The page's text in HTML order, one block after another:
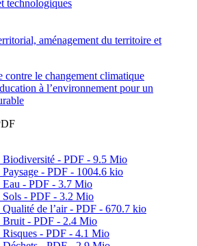
technologiques
aménagement du territoire et
contre le changement climatique
à l’environnement pour un
Biodiversité - PDF - 9.5 Mio
Paysage - PDF - 1004.6 kio
Eau - PDF - 3.7 Mio
Sols - PDF - 3.2 Mio
Qualité de l’air - PDF - 670.7 kio
Bruit - PDF - 2.4 Mio
Risques - PDF - 4.1 Mio